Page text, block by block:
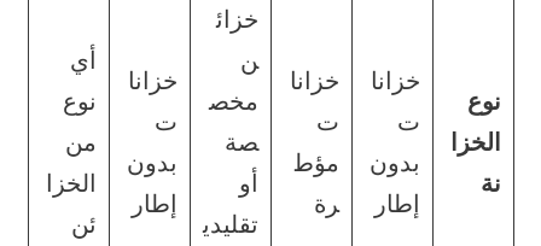
نوع
الخزا
نة
خزانا
ت
بدون
إطار
خزانا
ت
مؤط
رة
خزائ
ن
مخص
صة
أو
تقليدي
خزانا
ت
بدون
إطار
أي
نوع
من
الخزا
ئن